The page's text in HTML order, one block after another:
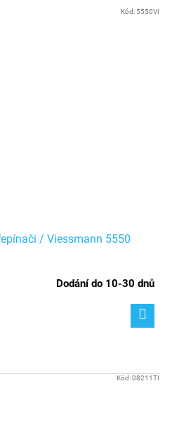
/ Viessmann 5550
Dodání do 10-30 dnů
Kód: 5550VI
Kód:08211TI